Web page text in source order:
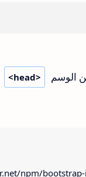
الوسم <head>
npm/